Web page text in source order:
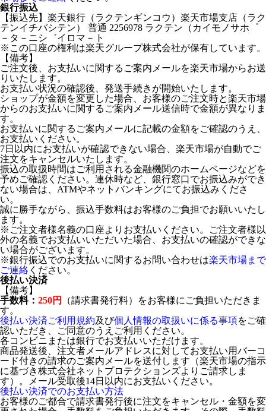
銀行振込
【振込先】楽天銀行（ラクテンギンコウ）楽天市場支店（ラク
テンイチバシテン） 普通 2256978 ラクテン（カイモノサホ゜
－タ－ニシ゛イロマ－ト
※この口座の権利は楽天グループ株式会社が保有しています。
【備考】
ご注文後、お支払いに関するご案内メールを楽天市場からお送
りいたします。
お支払い状況の確認後、発送手続きが開始いたします。
ショップが金額を変更した場合、お客様のご注文時と楽天市場
からのお支払いに関するご案内メール送信時で金額が異なりま
す。
お支払いに関するご案内メールに記載の金額をご確認のうえ、
お支払いください。
7日以内にお支払いが確認できない場合、楽天市場が自動でご
注文をキャンセルいたします。
振込の取扱時間はご利用される金融機関のホームページなどを
予めご確認ください。連休時など、銀行窓口でお振込みができ
ない場合は、ATMやネットバンキングにてお振込みくださ
い。
誠に勝手ながら、振込手数料はお客様のご負担でお願いいたし
ます。
※ご注文者様名義の口座よりお支払いください。ご注文者様以
外の名義でお支払いいただいた場合、お支払いの確認ができな
い場合がございます。
※銀行振込でのお支払いに関するお問い合わせは楽天市場まで
ご連絡 ください。
後払い決済
【備考】
手数料： 250円
（請求書発行料）をお客様にご負担いただきま
す。
後払い決済ご利用規約及び個人情報の取扱いに係る事項をご確
認いただき、ご同意のうえご利用ください。
各コンビニまたは銀行でお支払いいただけます。
商品発送後、注文者メールアドレスに対してお支払い用バーコ
ード付きの請求のご案内メールを送付します（楽天市場の指示
に基づき株式会社ネットプロテクションズよりご請求しま
す）。メール受取後14日以内にお支払いください。
後払い決済でのお支払い方法
お客様のご都合で請求書発行後に注文をキャンセル・金額を変